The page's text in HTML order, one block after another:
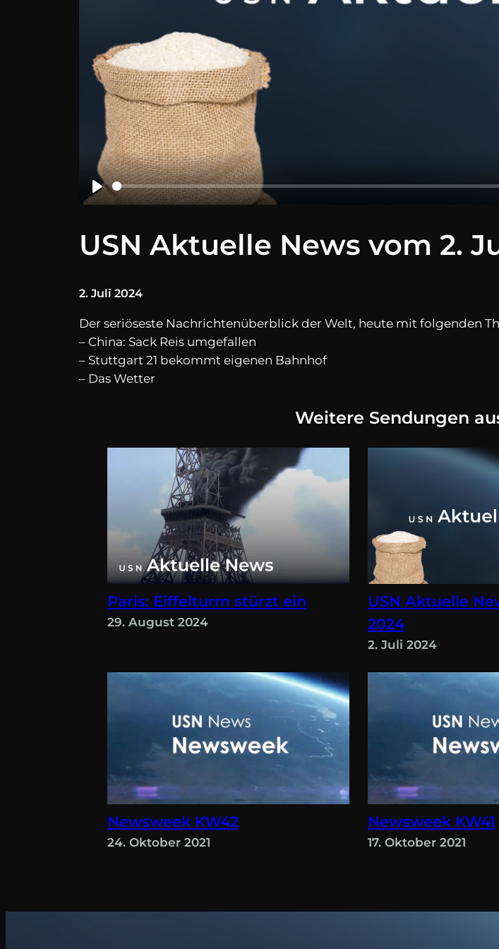
USN Aktuelle News vom 2.
2. Juli 2024
Der seriöseste Nachrichtenüberblick der Welt, heute mit folgenden
– China: Sack Reis umgefallen
– Stuttgart 21 bekommt eigenen Bahnhof
– Das Wetter
Weitere Sendungen
Paris: Eiffelturm stürzt ein
29. August 2024
USN Aktuelle
2024
2. Juli 2024
Newsweek KW42
24. Oktober 2021
Newsweek KW41
17. Oktober 2021